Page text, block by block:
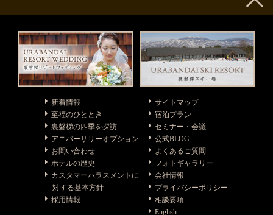
新着情報
至福のひととき
裏磐梯の四季を探訪
アニバーサリーオプション
お問い合わせ
ホテルの歴史
カスタマーハラスメントに
対する基本方針
採用情報
サイトマップ
宿泊プラン
セミナー・会議
公式BLOG
よくあるご質問
フォトギャラリー
会社情報
プライバシーポリシー
相談要項
English